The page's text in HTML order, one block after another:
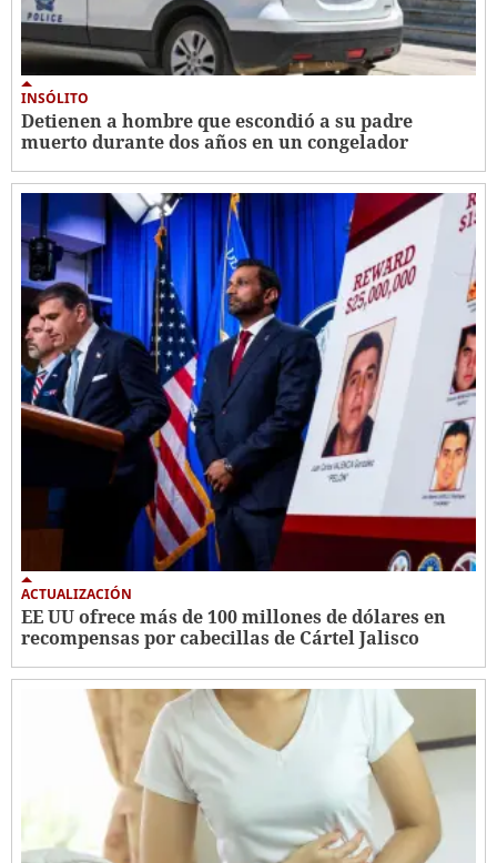
INSÓLITO
Detienen a hombre que escondió a su padre
muerto durante dos años en un congelador
ACTUALIZACIÓN
EE UU ofrece más de 100 millones de dólares en
recompensas por cabecillas de Cártel Jalisco